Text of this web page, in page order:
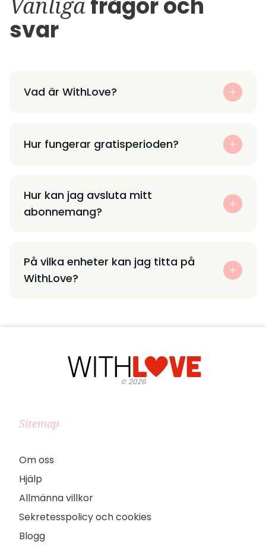
svar
Vad är WithLove?
Hur fungerar gratisperioden?
Hur kan jag avsluta mitt
abonnemang?
På vilka enheter kan jag titta på
WithLove?
©2026
Sitemap
Om oss
Hjälp
Allmänna villkor
Sekretesspolicy och cookies
Blogg